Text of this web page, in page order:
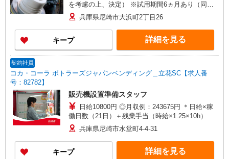
を考慮の上、決定） ※試用期間6ヵ月あり（同条
件） ★年収について★ 2024年 440万円実績
2025年 480万円実績 未経験者でも420万円以上
も目指せます！
兵庫県尼崎市大浜町2丁目26
キープ 詳細を見る
契約社員
コカ・コーラ ボトラーズジャパンベンディング＿立花SC【求人番
号：82782】
販売機設置準備スタッフ
日給10800円 ◎月収例：243675円 ＊日給×稼
働日数（21日）＋残業手当（時給×1.25×10h）
兵庫県尼崎市水堂町4-4-31
キープ 詳細を見る